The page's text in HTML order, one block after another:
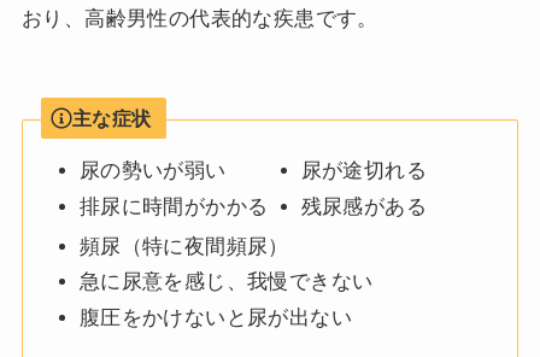
おり、高齢男性の代表的な疾患です。
主な症状
尿の勢いが弱い
排尿に時間がかかる
尿が途切れる
残尿感がある
頻尿（特に夜間頻尿）
急に尿意を感じ、我慢できない
腹圧をかけないと尿が出ない